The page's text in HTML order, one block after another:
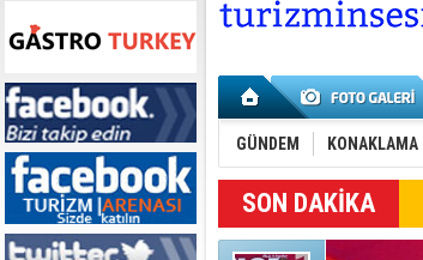
GÜNDEM KONAKLAMA
SON DAKİKA